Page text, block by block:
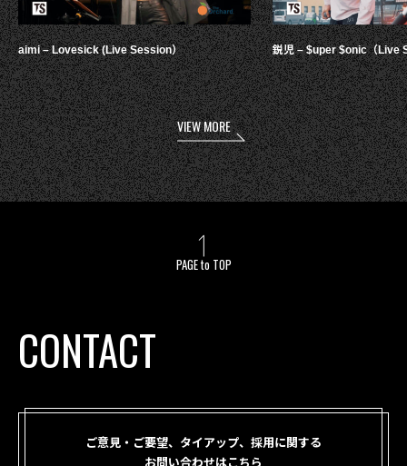
aimi – Lovesick (Live Session） 鋭児 – $uper $onic（Live
VIEW MORE
PAGE to TOP
CONTACT
ご意見・ご要望、タイアップ、採用に関する
お問い合わせはこちら